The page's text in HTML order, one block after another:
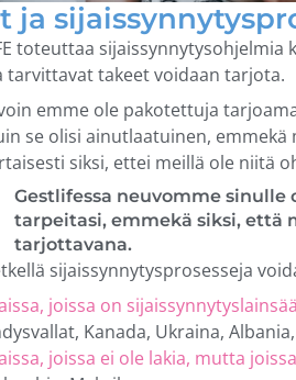
ja
toteuttaa
tarvittavat takeet voidaan tarjota.
emme ole pakotettuja
se olisi ainutlaatuinen,
siksi, ettei meillä ole niitä
Gestlifessa neuvomme
tarpeitasi, emmekä siksi, että
tarjottavana.
sijaissynnytysprosesseja
joissa on
Kanada, Ukraina,
joissa ei ole lakia, mutta